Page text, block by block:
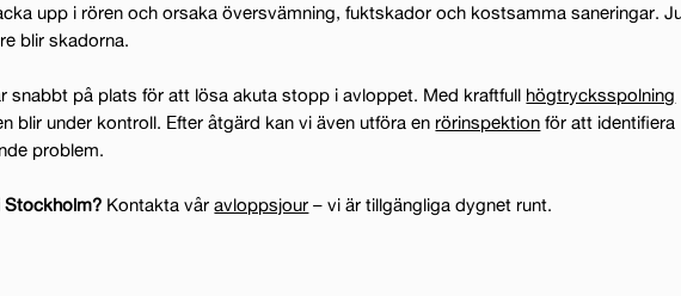
upp i rören och orsaka översvämning, fuktskador och kostsamma saneringar.
blir skadorna.
snabbt på plats för att lösa akuta stopp i avloppet. Med kraftfull högtrycksspolning
blir under kontroll. Efter åtgärd kan vi även utföra en rörinspektion för att identifiera
problem.
Kontakta våravloppsjour – vi är tillgängliga dygnet runt.